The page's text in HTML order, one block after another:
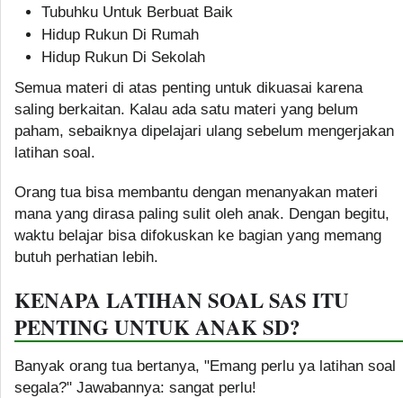
Tubuhku Untuk Berbuat Baik
Hidup Rukun Di Rumah
Hidup Rukun Di Sekolah
Semua materi di atas penting untuk dikuasai karena
saling berkaitan. Kalau ada satu materi yang belum
paham, sebaiknya dipelajari ulang sebelum mengerjakan
latihan soal.
Orang tua bisa membantu dengan menanyakan materi
mana yang dirasa paling sulit oleh anak. Dengan begitu,
waktu belajar bisa difokuskan ke bagian yang memang
butuh perhatian lebih.
KENAPA LATIHAN SOAL SAS ITU
PENTING UNTUK ANAK SD?
Banyak orang tua bertanya, "Emang perlu ya latihan soal
segala?" Jawabannya: sangat perlu!